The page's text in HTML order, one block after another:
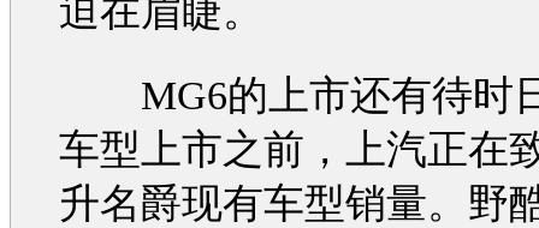
迫在眉睫。
MG6的上市还有待时
车型 上市之前，上汽正在
升名爵现有车型销量。野